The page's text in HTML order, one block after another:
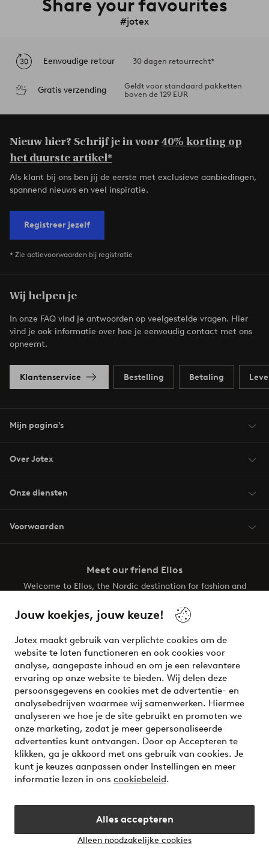
Jouw koekjes, jouw keuze!
Jotex maakt gebruik van verplichte cookies om de
website te laten functioneren en ook cookies voor
analyse, aangepaste inhoud en om je een relevantere
ervaring op onze website te bieden. Wij delen deze
persoonsgegevens en cookies met de advertentie- en
analysebedrijven waarmee wij samenwerken. Hiermee
analyseren we hoe je de site gebruikt en promoten we
onze marketing, zodat je meer gepersonaliseerde
advertenties kunt ontvangen. Door op Accepteren te
klikken, ga je akkoord met ons gebruik van cookies. Je
kunt je keuzes aanpassen onder Instellingen en meer
informatie lezen in ons cookiebeleid.
Alles accepteren
Alleen noodzakelijke cookies
Share your favourites
#jotex
Eenvoudige retour 30 dagen retourrecht*
Gratis verzending
Geldt voor standaard pakketten
boven de 129 EUR
Nieuw hier? Schrijf je in voor40% korting op
het duurste artikel*
Als klant bij ons ben jij de eerste met exclusieve aanbiedingen,
spannend nieuws en veel inspiratie.
Registreer jezelf
* Zie actievoorwaarden bij registratie
Wij helpen je
In onze FAQ vind je antwoorden op veelgestelde vragen. Hier
vind je ook informatie over hoe je eenvoudig contact met ons
opneemt.
Klantenservice Bestelling Betaling
Mijn pagina's
Over Jotex
Onze diensten
Voorwaarden
Meet our friend Ellos
Welcome to Ellos, the Nordic destination for fashion and
your wardrobe. Your next inspiring look is here!
Veilig betalen - Nu betalen of opsplitsen
Wil je meer weten over onze betaalopties?